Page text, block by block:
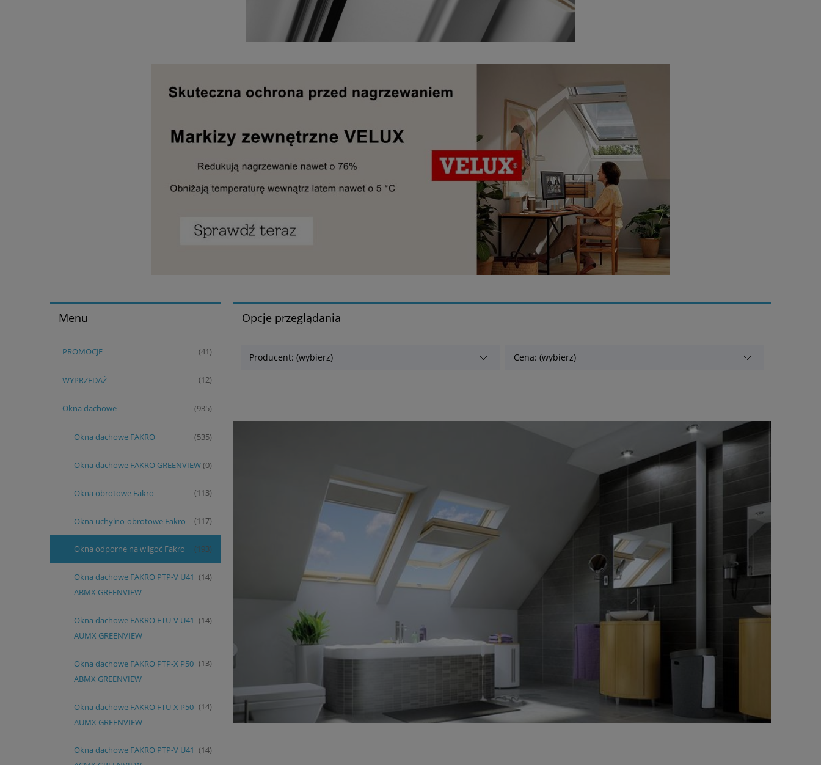
Menu
PROMOCJE (41)
WYPRZEDAŻ (12)
Okna dachowe (935)
Okna dachowe FAKRO (535)
Okna dachowe FAKRO GREENVIEW(0)
Okna obrotowe Fakro (113)
Okna uchylno-obrotowe Fakro (117)
Okna odporne na wilgoć Fakro (193)
Okna dachowe FAKRO PTP-V U41
ABMX GREENVIEW
(14)
Okna dachowe FAKRO FTU-V U41
AUMX GREENVIEW
(14)
Okna dachowe FAKRO PTP-X P50
ABMX GREENVIEW
(13)
Okna dachowe FAKRO FTU-X P50
AUMX GREENVIEW
(14)
Okna dachowe FAKRO PTP-V U41 (14)
Opcje przeglądania
Producent: (wybierz) Cena: (wybierz)